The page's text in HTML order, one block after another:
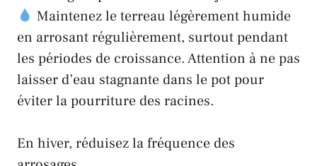
Maintenez le terreau légèrement humide
en arrosant régulièrement, surtout pendant
les périodes de croissance. Attention à ne pas
laisser d’eau stagnante dans le pot pour
éviter la pourriture des racines.
En hiver, réduisez la fréquence des